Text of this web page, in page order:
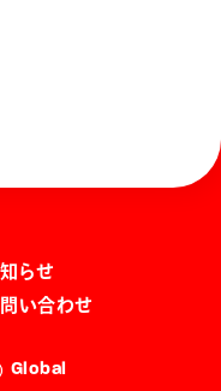
製品 ・ノック式ハ
らせ
い合わせ
Global